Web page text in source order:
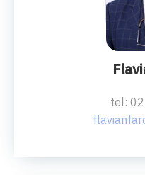
tel: